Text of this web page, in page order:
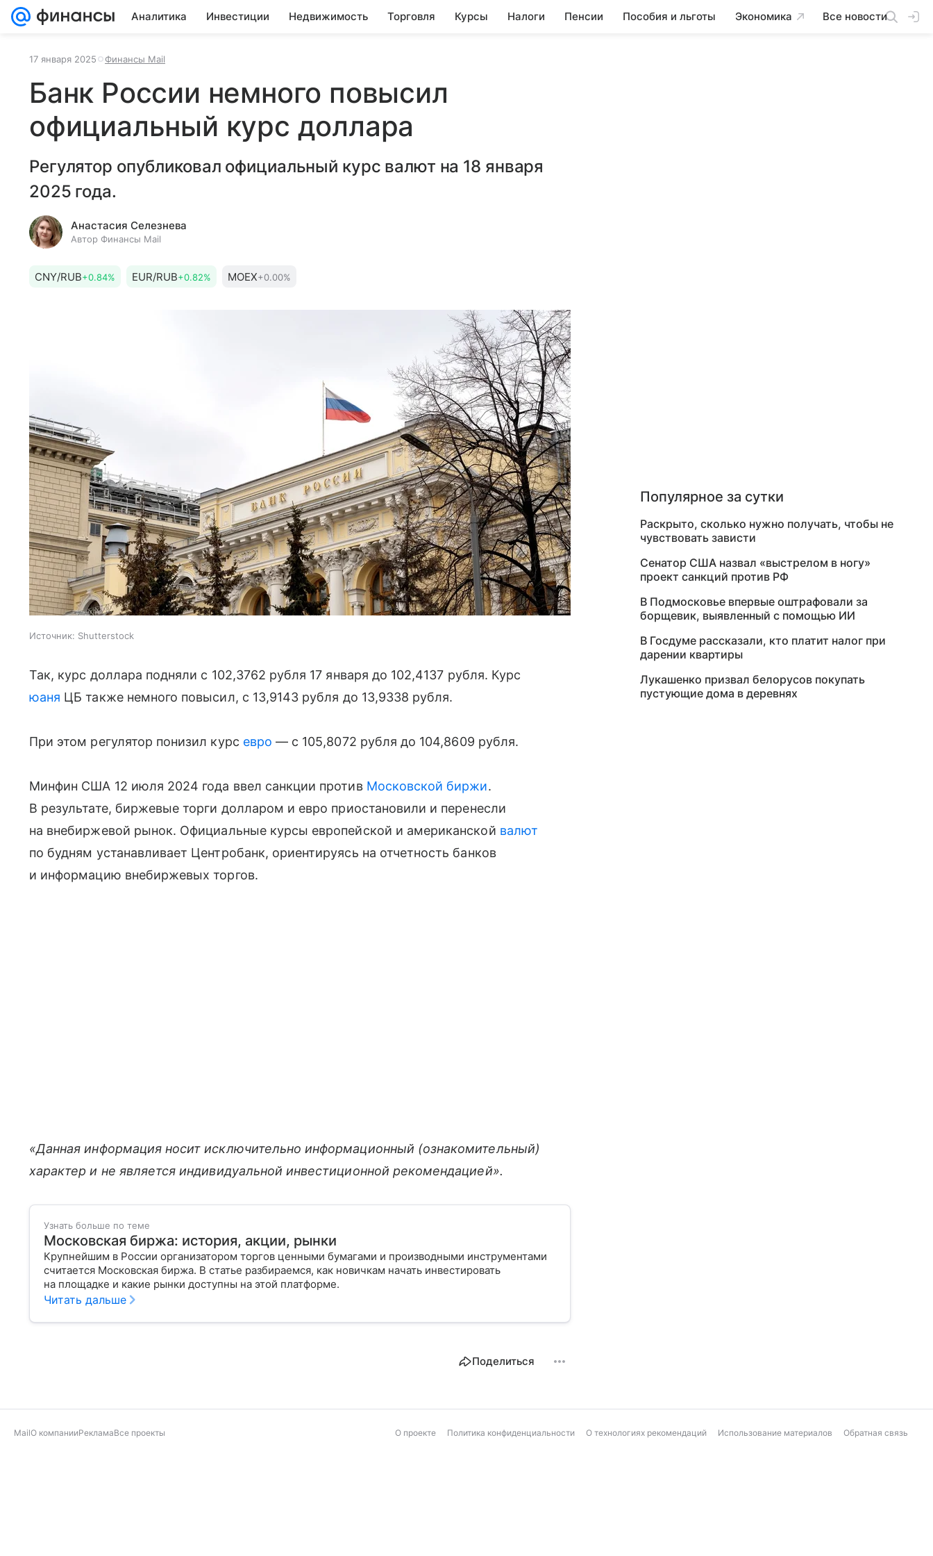
Аналитика Инвестиции Недвижимость Торговля Курсы Налоги Пенсии Пособия и льготы Экономика Все новости
17 января 2025 Финансы Mail
Банк России немного повысил
официальный курс доллара
Регулятор опубликовал официальный курс валют на 18 января
2025 года.
Анастасия Селезнева
Автор Финансы Mail
CNY/RUB+0.84% EUR/RUB+0.82% MOEX+0.00%
Источник: Shutterstock
Так, курс доллара подняли с 102,3762 рубля 17 января до 102,4137 рубля. Курс
юаня ЦБ также немного повысил, с 13,9143 рубля до 13,9338 рубля.
При этом регулятор понизил курс евро — с 105,8072 рубля до 104,8609 рубля.
Минфин США 12 июля 2024 года ввел санкции против Московской биржи.
В результате, биржевые торги долларом и евро приостановили и перенесли
на внебиржевой рынок. Официальные курсы европейской и американской валют
по будням устанавливает Центробанк, ориентируясь на отчетность банков
и информацию внебиржевых торгов.
«Данная информация носит исключительно информационный (ознакомительный)
характер и не является индивидуальной инвестиционной рекомендацией».
Узнать больше по теме
Московская биржа: история, акции, рынки
Крупнейшим в России организатором торгов ценными бумагами и производными инструментами
считается Московская биржа. В статье разбираемся, как новичкам начать инвестировать
на площадке и какие рынки доступны на этой платформе.
Читать дальше
Поделиться
Популярное за сутки
Раскрыто, сколько нужно получать, чтобы не
чувствовать зависти
Сенатор США назвал «выстрелом в ногу»
проект санкций против РФ
В Подмосковье впервые оштрафовали за
борщевик, выявленный с помощью ИИ
В Госдуме рассказали, кто платит налог при
дарении квартиры
Лукашенко призвал белорусов покупать
пустующие дома в деревнях
MailО компанииРекламаВсе проекты О проекте Политика конфиденциальности О технологиях рекомендаций Использование материалов Обратная связь